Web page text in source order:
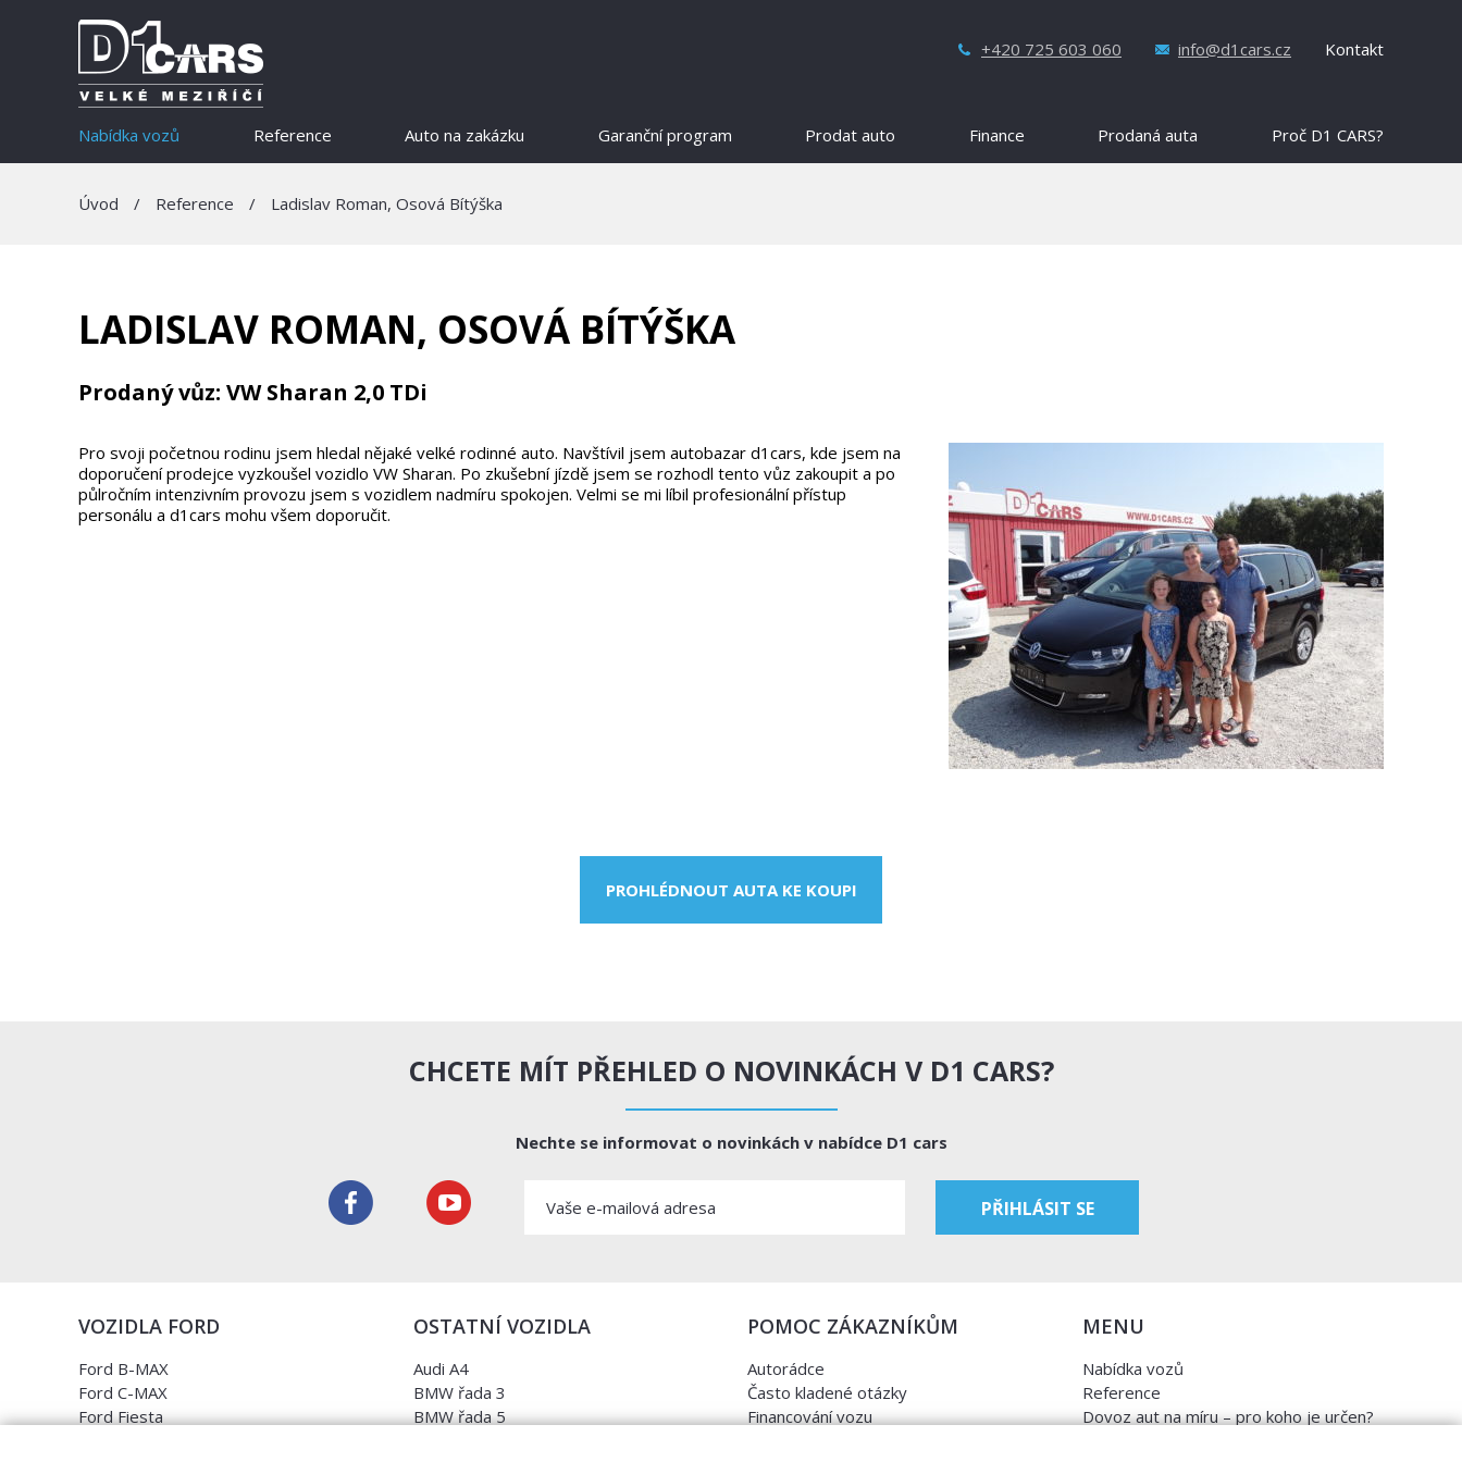
+420 725 603 060 info@d1cars.cz Kontakt
Nabídka vozů Reference Auto na zakázku Garanční program Prodat auto Finance Prodaná auta Proč D1 CARS?
Úvod / Reference / Ladislav Roman, Osová Bítýška
LADISLAV ROMAN, OSOVÁ BÍTÝŠKA
Prodaný vůz: VW Sharan 2,0 TDi
Pro svoji početnou rodinu jsem hledal nějaké velké rodinné auto. Navštívil jsem autobazar d1cars, kde jsem na
doporučení prodejce vyzkoušel vozidlo VW Sharan. Po zkušební jízdě jsem se rozhodl tento vůz zakoupit a po
půlročním intenzivním provozu jsem s vozidlem nadmíru spokojen. Velmi se mi líbil profesionální přístup
personálu a d1cars mohu všem doporučit.
PROHLÉDNOUT AUTA KE KOUPI
CHCETE MÍT PŘEHLED O NOVINKÁCH V D1 CARS?
Nechte se informovat o novinkách v nabídce D1 cars
VOZIDLA FORD
Ford B-MAX
Ford C-MAX
Ford Fiesta
OSTATNÍ VOZIDLA
Audi A4
BMW řada 3
BMW řada 5
POMOC ZÁKAZNÍKŮM
Autorádce
Často kladené otázky
Financování vozu
MENU
Nabídka vozů
Reference
Dovoz aut na míru – pro koho je určen?